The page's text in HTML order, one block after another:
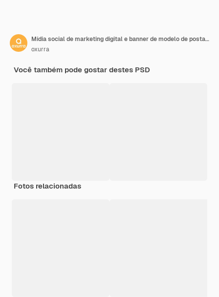
Mídia social de marketing digital e banner de modelo de postagem no instagram
oxurra
Você também pode gostar destes PSD
Fotos relacionadas